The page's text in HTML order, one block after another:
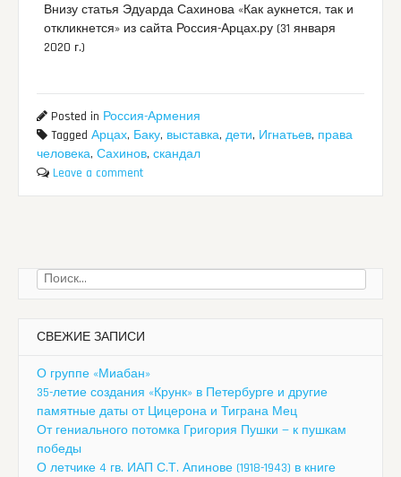
Внизу статья Эдуарда Сахинова «Как аукнется, так и
откликнется» из сайта Россия-Арцах.ру (31 января
2020 г.)
Posted in Россия-Армения
TaggedАрцах, Баку, выставка,дети, Игнатьев, права
человека,Сахинов,скандал
Leave a comment
Найти:
СВЕЖИЕ ЗАПИСИ
О группе «Миабан»
35-летие создания «Крунк» в Петербурге и другие
памятные даты от Цицерона и Тиграна Мец
От гениального потомка Григория Пушки — к пушкам
победы
О летчике 4 гв. ИАП С.Т. Апинове (1918-1943) в книге